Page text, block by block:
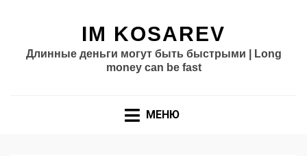
IM KOSAREV
Длинные деньги могут быть быстрыми | Long
money can be fast
МЕНЮ